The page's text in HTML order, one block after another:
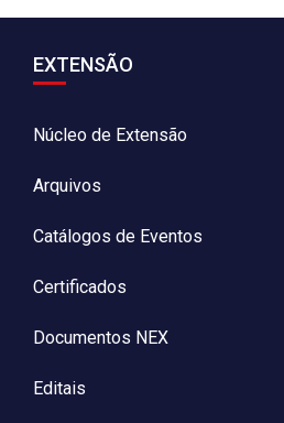
EXTENSÃO
Núcleo de Extensão
Arquivos
Catálogos de Eventos
Certificados
Documentos NEX
Editais